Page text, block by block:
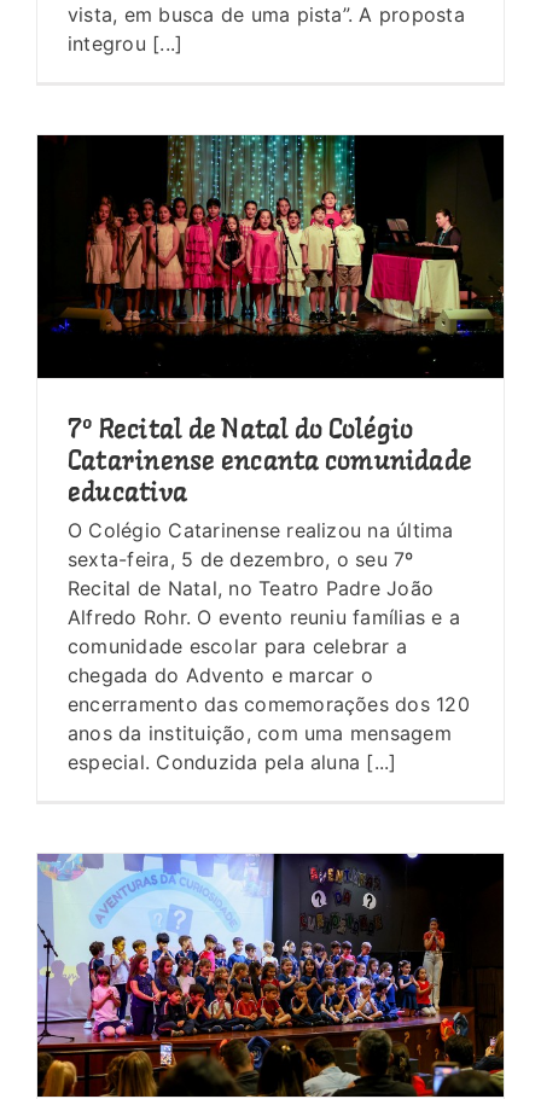
vista, em busca de uma pista”. A proposta
integrou [...]
7º Recital de Natal do Colégio
Catarinense encanta comunidade
educativa
O Colégio Catarinense realizou na última
sexta-feira, 5 de dezembro, o seu 7º
Recital de Natal, no Teatro Padre João
Alfredo Rohr. O evento reuniu famílias e a
comunidade escolar para celebrar a
chegada do Advento e marcar o
encerramento das comemorações dos 120
anos da instituição, com uma mensagem
especial. Conduzida pela aluna [...]